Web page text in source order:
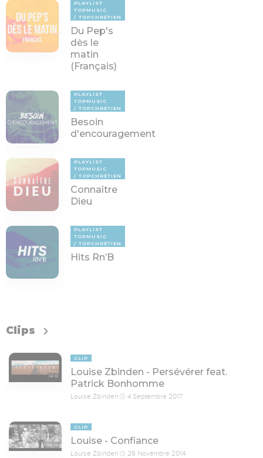
PLAYLIST
TOPMUSIC
TOPCHRÉTIEN
Du Pep's
dès le
matin
(Français)
PLAYLIST
TOPMUSIC
TOPCHRÉTIEN
Besoin
d'encouragement
PLAYLIST
TOPMUSIC
TOPCHRÉTIEN
Connaître
Dieu
PLAYLIST
TOPMUSIC
TOPCHRÉTIEN
Hits Rn’B
Clips
04:18
CLIP
Louise Zbinden - Persévérer feat.
Patrick Bonhomme
Louise Zbinden 4 Septembre 2017
04:44
CLIP
Louise - Confiance
Louise Zbinden 26 Novembre 2014